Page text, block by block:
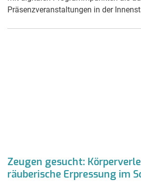
Präsenzveranstaltungen in der
Zeugen gesucht:
räuberische Erpressung im